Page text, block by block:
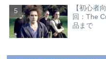
【初心者
回：The
品まで